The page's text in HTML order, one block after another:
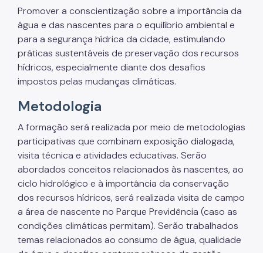
Fiscalização Ambiental
Defesa e Valorização Ambiental
TAC - Termo de Ajustamento de Conduta
Mudanças Climáticas
Comitê do Clima
Inventário de GEE
Plano de Ação Climática
COMFROTA-SP
Mata Atlântica
Arborização Urbana
Promover a conscientização sobre a importância da
água e das nascentes para o equilíbrio ambiental e
para a segurança hídrica da cidade, estimulando
práticas sustentáveis de preservação dos recursos
hídricos, especialmente diante dos desafios
impostos pelas mudanças climáticas.
Metodologia
A formação será realizada por meio de metodologias
participativas que combinam exposição dialogada,
visita técnica e atividades educativas. Serão
abordados conceitos relacionados às nascentes, ao
ciclo hidrológico e à importância da conservação
dos recursos hídricos, será realizada visita de campo
a área de nascente no Parque Previdência (caso as
condições climáticas permitam). Serão trabalhados
temas relacionados ao consumo de água, qualidade